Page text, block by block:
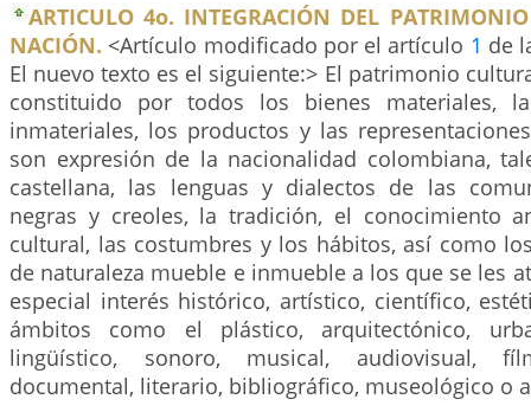
ARTICULO 4o. INTEGRACIÓN DEL
NACIÓN. <Artículo modificado por el artículo 1 de
El nuevo texto es el siguiente:> El patrimonio
constituido por todos los bienes materiales,
inmateriales, los productos y las
son expresión de la nacionalidad colombiana,
castellana, las lenguas y dialectos de las
negras y creoles, la tradición, el conocimiento
cultural, las costumbres y los hábitos, así como
de naturaleza mueble e inmueble a los que se les
especial interés histórico, artístico, científico,
ámbitos como el plástico, arquitectónico,
lingüístico, sonoro, musical, audiovisual,
documental, literario, bibliográfico, museológico o